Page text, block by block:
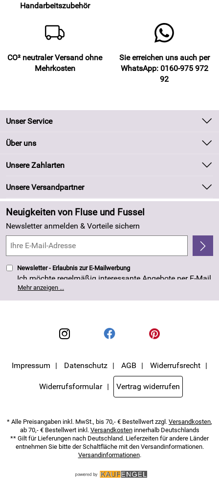
Handarbeitszubehör
CO² neutraler Versand ohne
Mehrkosten
Sie erreichen uns auch per
WhatsApp: 0160-975 972
92
Unser Service
Kontakt
Kundeninformationen
Newsletter
Zahlung und Versand
Kundenlogin
Über uns
Unsere Bestseller
Neu
Angebote
Made in Germany
4,8/5
Unsere Zahlarten
Unsere Versandpartner
Neuigkeiten von Fluse und Fussel
Newsletter anmelden & Vorteile sichern
Newsletter - Erlaubnis zur E-Mailwerbung
Ich möchte regelmäßig interessante Angebote per E-Mail
erhalten. Meine E-Mail-Adresse wird nicht an andere
Unternehmen weitergegeben. Die Einwilligung zur
Nutzung meiner E-Mail- Adresse für Werbezwecke kann
Mehr anzeigen ...
Impressum Datenschutz AGB Widerrufsrecht
Widerrufsformular Vertrag widerrufen
* Alle Preisangaben inkl. MwSt., bis 70,- € Bestellwert zzgl. Versandkosten,
ab 70,- € Bestellwert inkl. Versandkosteninnerhalb Deutschlands
** Gilt für Lieferungen nach Deutschland. Lieferzeiten für andere Länder
entnehmen Sie bitte der Schaltfläche mit den Versandinformationen.
Versandinformationen.